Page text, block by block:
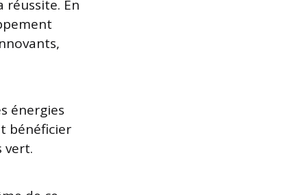
réussite. En
énergies
bénéficier
vert.